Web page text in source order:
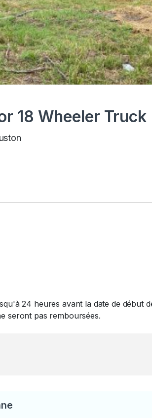
18 Wheeler Truck
24 heures avant la date de début
seront pas remboursées.